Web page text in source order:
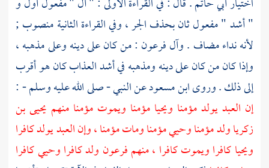
" أشد " مفعول ثان بحذف الجر ، وفي القراءة الثانية منصوب ;
لأنه نداء مضاف . وآلفرعون : من كان على دينه وعلى مذهبه ،
وإذا كان من كان على دينه ومذهبه في أشد العذاب كان هو أقرب
إلى ذلك . وروىابن مسعودعن النبي - صلى الله عليه وسلم - :
إن العبد يولد مؤمنا ويحيا مؤمنا ويموت مؤمنا منهم يحيى بن
زكرياولد مؤمنا وحيي مؤمنا ومات مؤمنا ، وإن العبد يولد كافرا
ويحيا كافرا ويموت كافرا ، منهمفرعون ولد كافرا وحيي كافرا